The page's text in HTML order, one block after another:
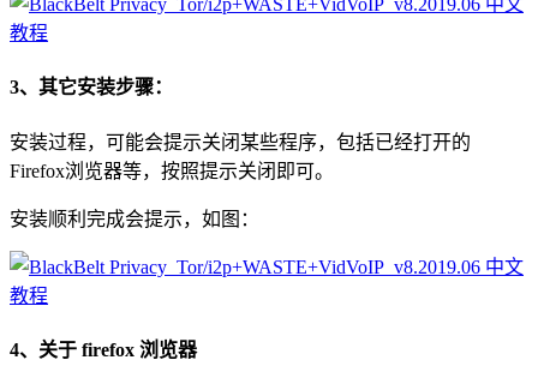
3、其它安装步骤：
安装过程，可能会提示关闭某些程序，包括已经打开的
Firefox浏览器等，按照提示关闭即可。
安装顺利完成会提示，如图：
4、关于 firefox 浏览器